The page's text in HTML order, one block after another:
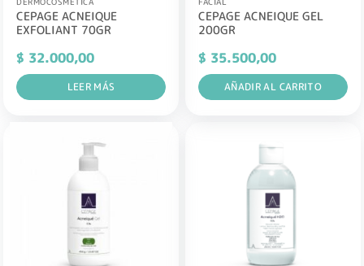
CEPAGE ACNEIQUE
EXFOLIANT 70GR
$ 32.000,00
LEER MÁS
CEPAGE ACNEIQUE GEL
200GR
$ 35.500,00
AÑADIR AL CARRITO